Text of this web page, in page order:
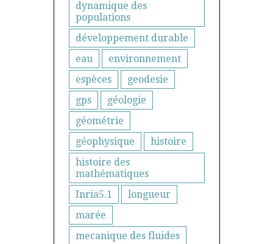
dynamique des
populations
développement durable
eau
environnement
espèces
geodesie
gps
géologie
géométrie
géophysique
histoire
histoire des
mathématiques
Inria5.1
longueur
marée
mecanique des fluides